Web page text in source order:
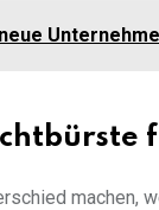
machen,